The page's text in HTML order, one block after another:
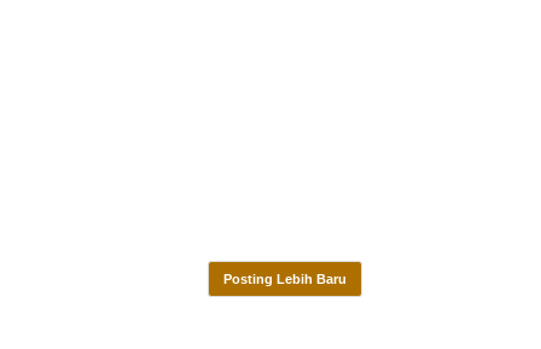
Posting Lebih Baru